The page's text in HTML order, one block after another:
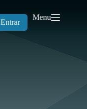
Entrar
Menu